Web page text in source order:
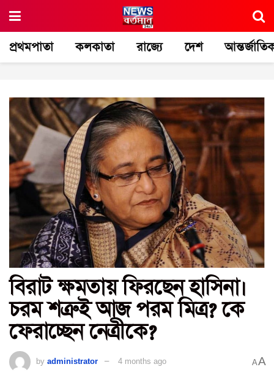
প্রথমপাতা কলকাতা রাজ্যে দেশ
বিরাট ক্ষমতায় ফিরছেন হাসিনা।
চরম শত্রুই আজ পরম মিত্র? কে
ফেরাচ্ছেন নেত্রীকে?
by administrator 4 months ago AA